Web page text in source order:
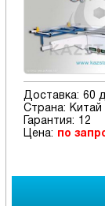
Доставка: 60
Страна:
Китай
Гарантия: 12
Цена: по